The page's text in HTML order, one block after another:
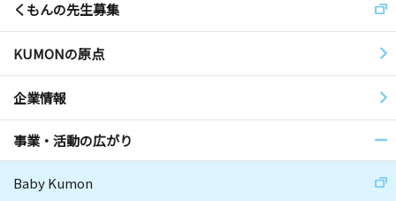
くもんの先生募集
KUMONの原点
企業情報
事業・活動の広がり
Baby Kumon